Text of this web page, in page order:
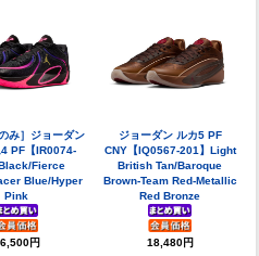
み］ジョーダン
PF【IR0074-
Fierce
Blue/Hyper
Pink
円
ジョーダン ルカ5 PF
CNY【IQ0567-201】Light
British Tan/Baroque
Brown-Team Red-Metallic
Red Bronze
18,480円